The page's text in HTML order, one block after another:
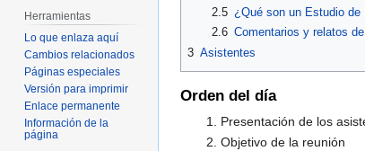
2.5 ¿Qué son un Estudio
2.6 Comentarios y relatos
3 Asistentes
Orden del día
Presentación de los
Objetivo de la reunión
Herramientas
Lo que enlaza aquí
Cambios relacionados
Páginas especiales
Versión para imprimir
Enlace permanente
Información de la
página